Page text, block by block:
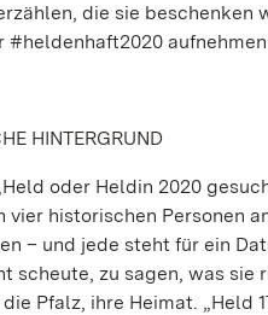
die sie beschenken
#heldenhaft2020
HINTERGRUND
oder Heldin 2020
vier historischen Personen
– und jede steht für ein
scheute, zu sagen, was
Pfalz, ihre Heimat. „Held